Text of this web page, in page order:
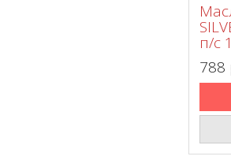
п/с
788